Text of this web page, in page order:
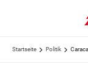
Startseite Politik